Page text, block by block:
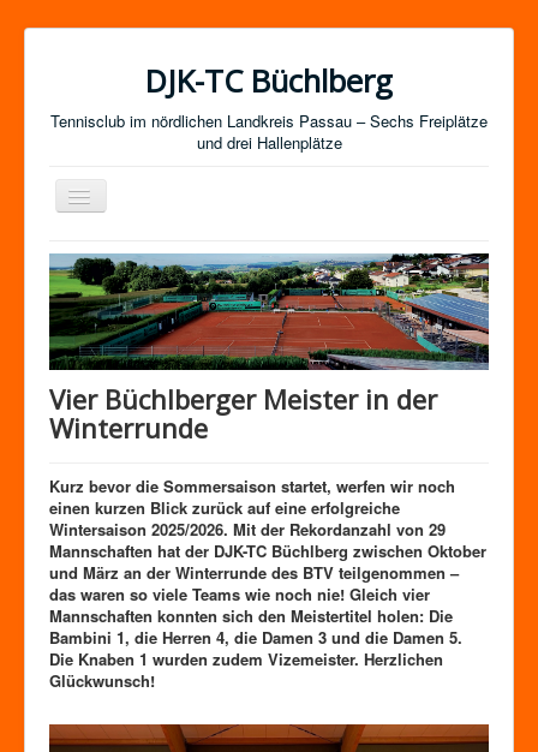
DJK-TC Büchlberg
Tennisclub im nördlichen Landkreis Passau – Sechs Freiplätze
und drei Hallenplätze
Navigation
an/aus
News
Termine
Mitgliedschaft / Kurse
Newsletter-Anmeldung
Mannschaften
Impressum
Zutrittskontrolle
Förderverein
Vier Büchlberger Meister in der
Winterrunde
Kurz bevor die Sommersaison startet, werfen wir noch
einen kurzen Blick zurück auf eine erfolgreiche
Wintersaison 2025/2026. Mit der Rekordanzahl von 29
Mannschaften hat der DJK-TC Büchlberg zwischen Oktober
und März an der Winterrunde des BTV teilgenommen –
das waren so viele Teams wie noch nie! Gleich vier
Mannschaften konnten sich den Meistertitel holen: Die
Bambini 1, die Herren 4, die Damen 3 und die Damen 5.
Die Knaben 1 wurden zudem Vizemeister. Herzlichen
Glückwunsch!